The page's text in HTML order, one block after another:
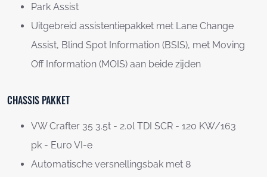
Park Assist
Uitgebreid assistentiepakket met Lane Change
Assist, Blind Spot Information (BSIS), met Moving
Off Information (MOIS) aan beide zijden
CHASSIS PAKKET
VW Crafter 35 3.5t - 2.0l TDI SCR - 120 KW/163
pk - Euro VI-e
Automatische versnellingsbak met 8